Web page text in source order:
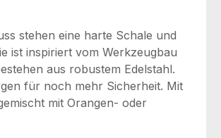
stehen eine harte Schale und
ist inspiriert vom Werkzeugbau
aus robustem Edelstahl.
für noch mehr Sicherheit. Mit
mit Orangen- oder